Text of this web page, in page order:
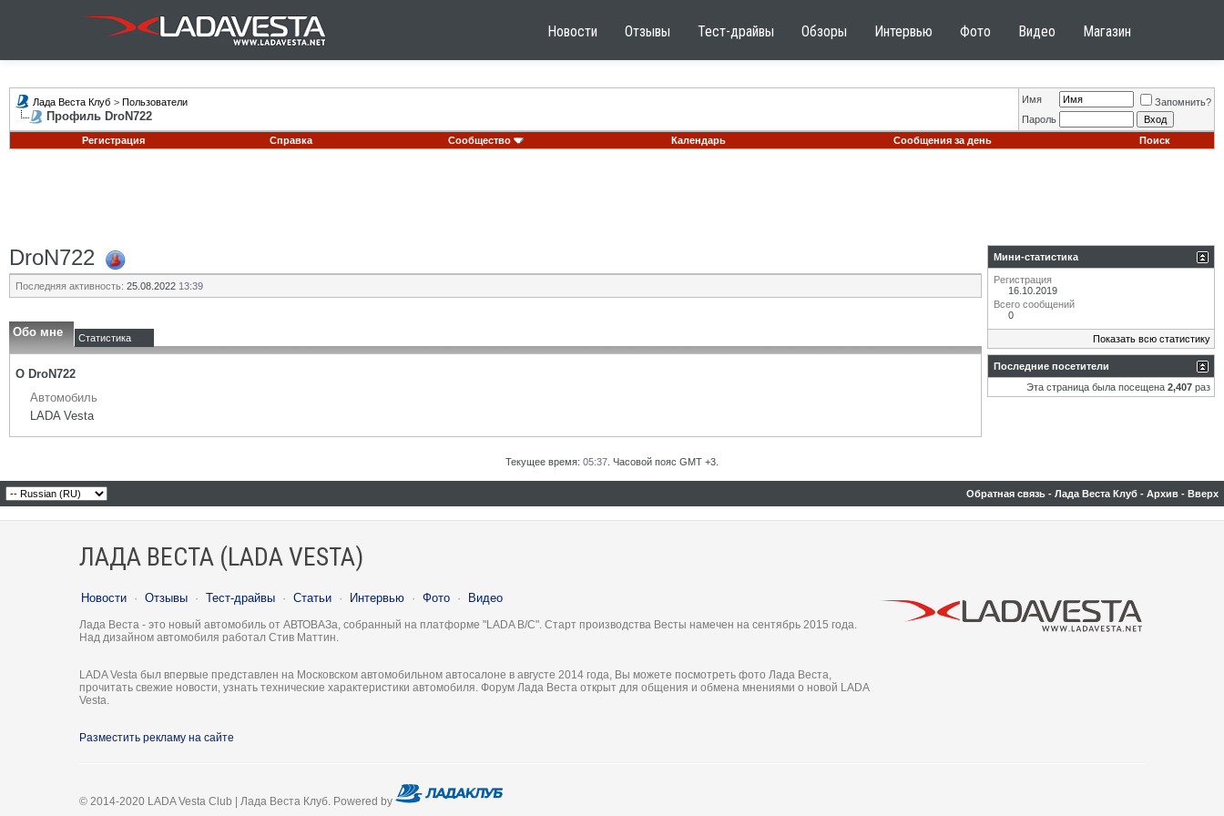
Новости Отзывы Тест-драйвы Обзоры Интервью Фото Видео Магазин
Лада Веста Клуб > Пользователи
Профиль DroN722
Имя
Запомнить?
Пароль
Регистрация
Справка Сообщество Календарь Сообщения за день Поиск
DroN722
Последняя активность: 25.08.2022 13:39
Обо мне Статистика
О DroN722
Автомобиль
LADA Vesta
Мини-статистика
Регистрация
16.10.2019
Всего сообщений
0
Показать всю статистику
Последние посетители
Эта страница была посещена 2,407 раз
Текущее время: 05:37 . Часовой пояс GMT +3.
Обратная связь - Лада Веста Клуб - Архив - Вверх
ЛАДА ВЕСТА (LADA VESTA)
Новости · Отзывы · Тест-драйвы · Статьи · Интервью · Фото · Видео
Лада Веста - это новый автомобиль от АВТОВАЗа, собранный на платформе "LADA B/C". Старт производства Весты намечен на сентябрь 2015 года.
Над дизайном автомобиля работал Стив Маттин.
LADA Vesta был впервые представлен на Московском автомобильном автосалоне в августе 2014 года, Вы можете посмотреть фото Лада Веста,
прочитать свежие новости, узнать технические характеристики автомобиля. Форум Лада Веста открыт для общения и обмена мнениями о новой LADA
Vesta.
Разместить рекламу на сайте
© 2014-2020 LADA Vesta Club | Лада Веста Клуб. Powered by